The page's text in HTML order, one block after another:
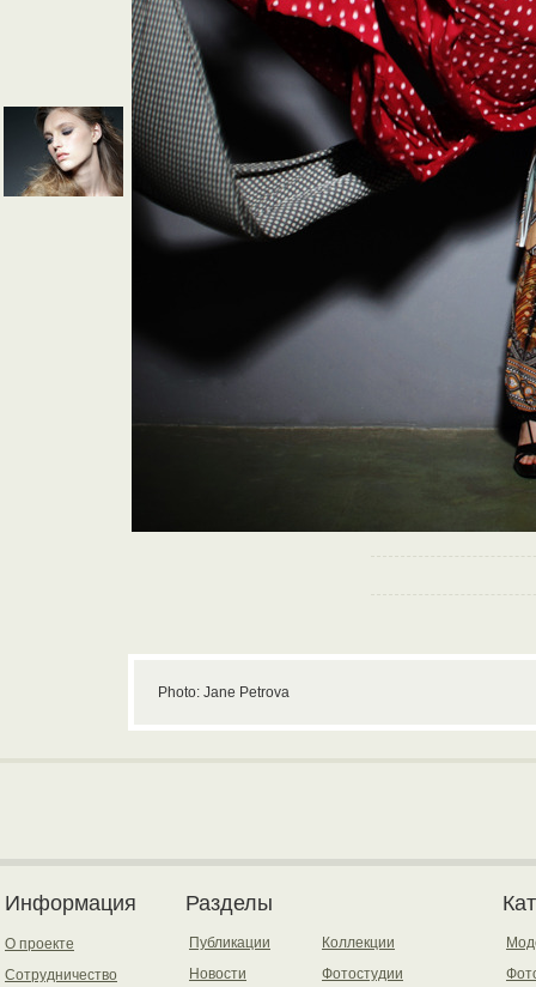
Photo: Jane Petrova
Информация
О проекте
Сотрудничество
Разделы
Публикации
Новости
Коллекции
Фотостудии